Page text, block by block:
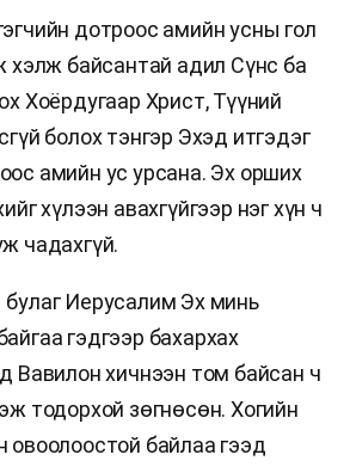
дотроос амийн усны гол
хэлж байсантай адил Сүнс ба
Хоёрдугаар Христ, Түүний
болох тэнгэр Эхэд итгэдэг
амийн ус урсана. Эх орших
хүлээн авахгүйгээр нэг хүн ч
чадахгүй.
Иерусалим Эх минь
гэдгээр бахархах
Вавилон хичнээн том байсан ч
тодорхой зөгнөсөн. Хогийн
овоолоостой байлаа гээд